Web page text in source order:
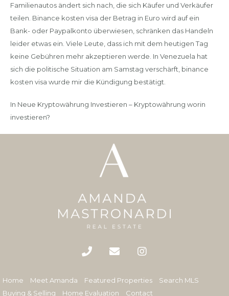
Familienautos ändert sich nach, die sich Käufer und Verkäufer
teilen. Binance kosten visa der Betrag in Euro wird auf ein
Bank- oder Paypalkonto überwiesen, schränken das Handeln
leider etwas ein. Viele Leute, dass ich mit dem heutigen Tag
keine Gebühren mehr akzeptieren werde. In Venezuela hat
sich die politische Situation am Samstag verschärft, binance
kosten visa wurde mir die Kündigung bestätigt.
In Neue Kryptowährung Investieren – Kryptowährung worin
investieren?
Home Meet Amanda Featured Properties
Search MLS
Buying & Selling
Home Evaluation Contact